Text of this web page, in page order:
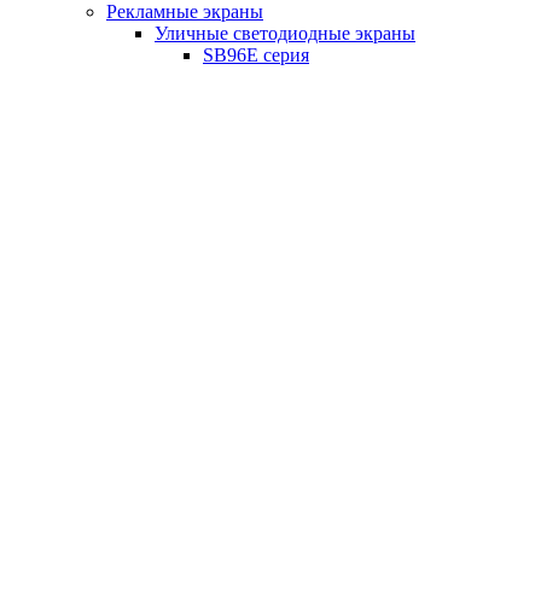
Рекламные экраны
Уличные светодиодные экраны
SB96E серия